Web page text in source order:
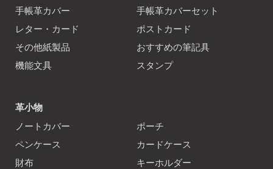
手帳革カバー
手帳革カバーセット
レター・カード
ポストカード
その他紙製品
おすすめの筆記具
機能文具
スタンプ
革小物
ノートカバー
ポーチ
ペンケース
カードケース
財布
キーホルダー